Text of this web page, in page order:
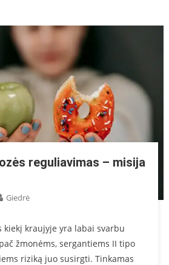
reguliavimas – misija
Giedrė
kiekį kraujyje yra labai svarbu
žmonėms, sergantiems II tipo
riziką juo susirgti. Tinkamas